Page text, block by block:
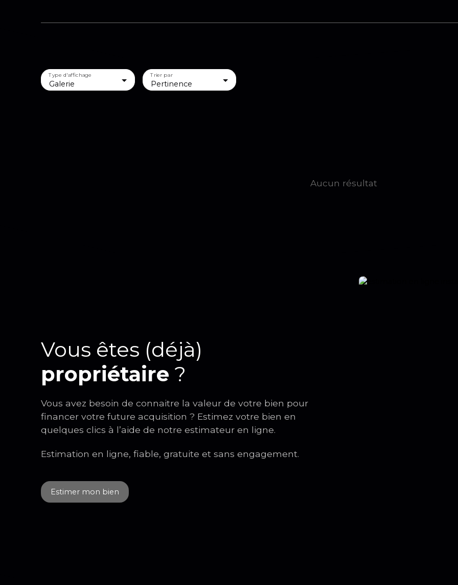
Galerie
Type d'affichage
Pertinence
Trier par
Aucun résultat
Vous êtes (déjà)
propriétaire ?
Vous avez besoin de connaitre la valeur de votre bien pour
financer votre future acquisition ? Estimez votre bien en
quelques clics à l’aide de notre estimateur en ligne.
Estimation en ligne, fiable, gratuite et sans engagement.
Estimer mon bien